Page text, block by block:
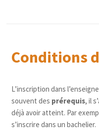
cadre de
permettre de
compétences .
logiciels
cuisine, etc.
et marketing digital,
De la même manière, il
didactiquescomme le
Pédagogiques (CAP) ou
Pédagogique Approprié
Conditions
L’inscription dans
souvent des prérequis, il
déjà avoir atteint. Par
s’inscrire dans un bachelier.